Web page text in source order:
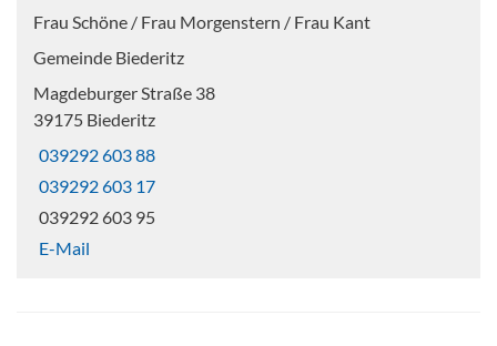
Frau Schöne / Frau Morgenstern / Frau Kant
Gemeinde Biederitz
Magdeburger Straße 38
39175 Biederitz
039292 603 88
039292 603 17
039292 603 95
E-Mail